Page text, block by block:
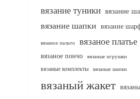
вязание туники вязание
вязание шапки вязание
вязаное пальто вязаное платье
вязаное пончо вязаные игрушки
вязаные комплекты
вязаные шапки
вязаный жакет